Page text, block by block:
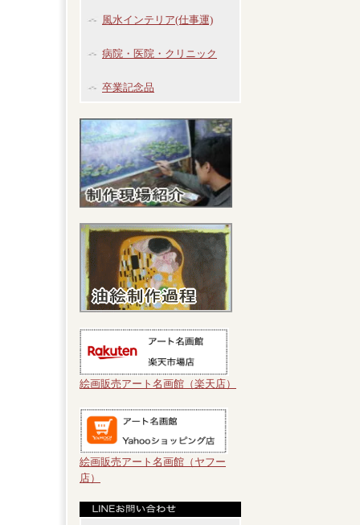
風水インテリア(仕事運)
病院・医院・クリニック
卒業記念品
絵画販売アート名画館（楽天店）
絵画販売アート名画館（ヤフー
店）